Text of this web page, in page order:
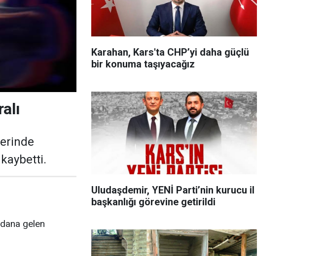
gelen
Karahan, Kars'ta CHP’yi daha güçlü
bir konuma taşıyacağız
Uludaşdemir, YENİ Parti’nin kurucu il
başkanlığı görevine getirildi